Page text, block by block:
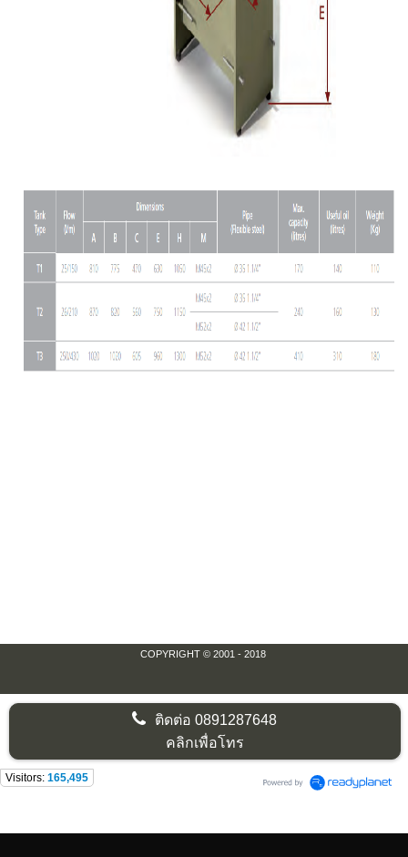
COPYRIGHT © 2001 - 2018
ติดต่อ0891287648
คลิกเพื่อโทร
Visitors: 165,495